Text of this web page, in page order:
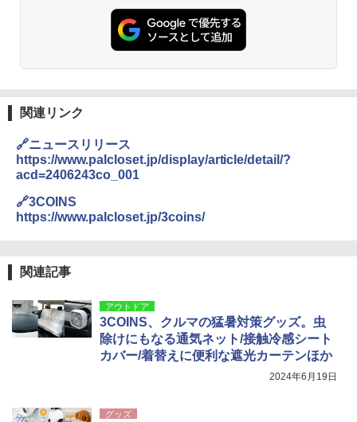
ト プライバシー テント 【中が透けない】 1
人用 折りたたみ 防災グッズ 災害用トイレ ビ
ーチ ピクニック ポップアップテント 携帯 簡
易 トイレテント (ブラック)
テント ワンタッチ RENEW 幅200 2-3人用 43
500002(88859)
￥5,999
[キャンパーズコレクション 山善] 傘みたいに
￥9,990
[キャンパーズコレクション 山善] 傘みたいに
広げるだけ パッとサッとテント キューブワ
イドプラス ブラックコーティング フルクロ
テント PATCW-200B エクルベージュ
￥2,980
DEWEL パラソル 大型 ビーチ アウトドアパ
￥6,999
0ml（連続噴射30秒）110ml（連続噴射15
秒）射程5～10m 安全ロック搭載 携帯収納袋
￥3,680
着替えテント トイレテント 透けない【換気
通気窓付き】収納袋付き UVカット 防水 防災
コンパクト iimono117 (ブルー)
￥3,080
関連リンク
🔗ニュースリリース
https://www.palcloset.jp/display/article/detail/?
acd=2406243co_001
🔗3COINS
https://www.palcloset.jp/3coins/
関連記事
アウトドア
3COINS、クルマの猛暑対策グッズ。虫
除けにもなる通気ネット/接触冷感シート
カバー/着替えに便利な遮光カーテンほか
2024年6月19日
グッズ